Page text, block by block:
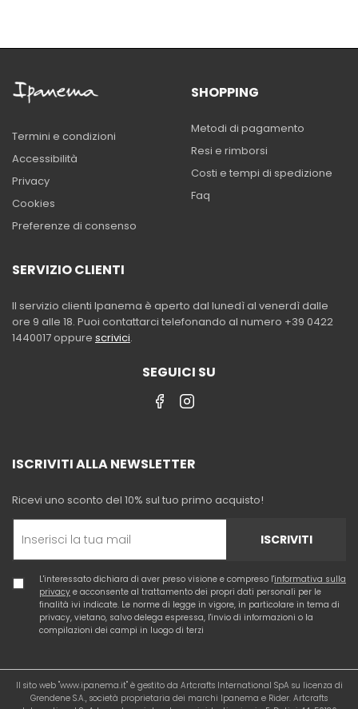
Termini e condizioni
Accessibilità
Privacy
Cookies
Preferenze di consenso
SHOPPING
Metodi di pagamento
Resi e rimborsi
Costi e tempi di spedizione
Faq
SERVIZIO CLIENTI
Il servizio clienti Ipanema è aperto dal lunedì al venerdì dalle
ore 9 alle 18. Puoi contattarci telefonando al numero +39 0422
1440017 oppure scrivici.
SEGUICI SU
ISCRIVITI ALLA NEWSLETTER
Ricevi uno sconto del 10% sul tuo primo acquisto!
ISCRIVITI
L'interessato dichiara di aver preso visione e compreso l'informativa sulla
privacy e acconsente al trattamento dei propri dati personali per le
finalità ivi indicate. Le norme di legge in vigore, in particolare in tema di
privacy, vietano, salvo delega espressa, l'invio di informazioni o la
compilazioni dei campi in luogo di terzi
Il sito web "www.ipanema.it" è gestito da Artcrafts International SpA su licenza di
Grendene S.A., società proprietaria dei marchi Ipanema e Rider. Artcrafts